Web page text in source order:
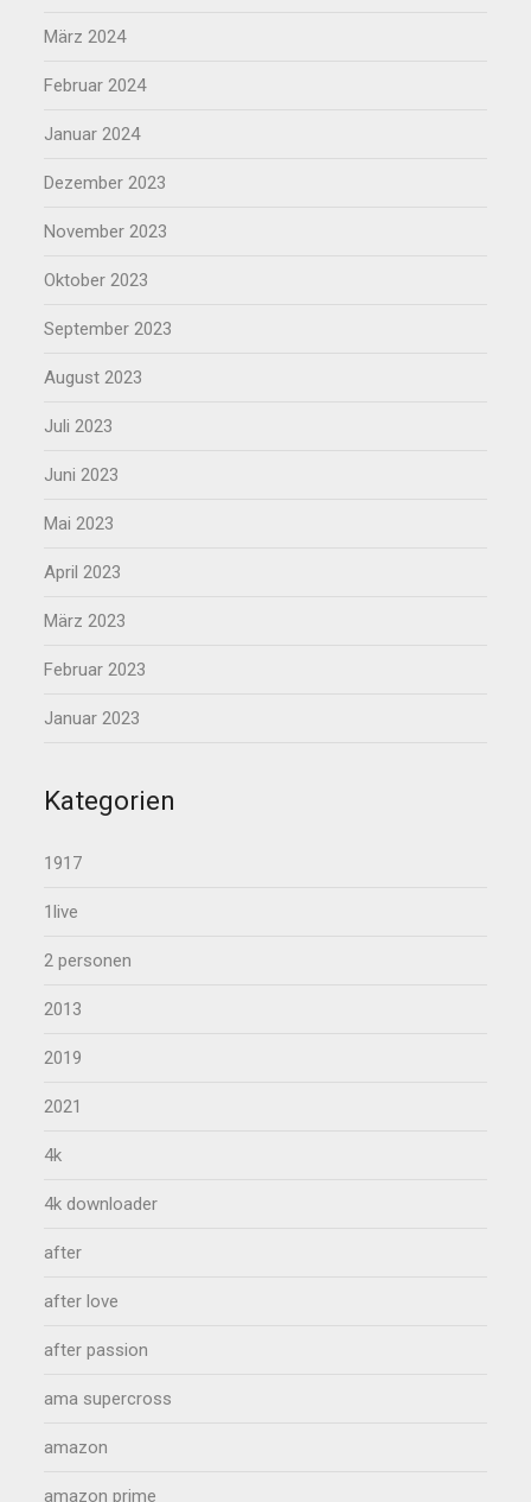
März 2024
Februar 2024
Januar 2024
Dezember 2023
November 2023
Oktober 2023
September 2023
August 2023
Juli 2023
Juni 2023
Mai 2023
April 2023
März 2023
Februar 2023
Januar 2023
Kategorien
1917
1live
2 personen
2013
2019
2021
4k
4k downloader
after
after love
after passion
ama supercross
amazon
amazon prime